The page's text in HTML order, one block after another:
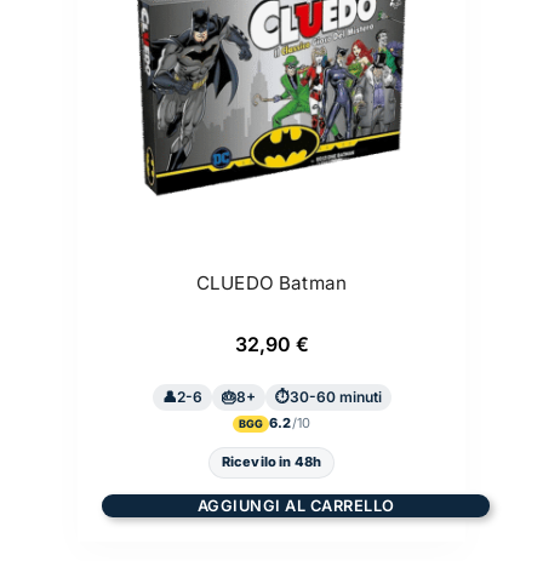
CLUEDO Batman
32,90 €
2-6 8+ 30-60 minuti
BGG 6.2
Ricevilo in 48h
AGGIUNGI AL CARRELLO